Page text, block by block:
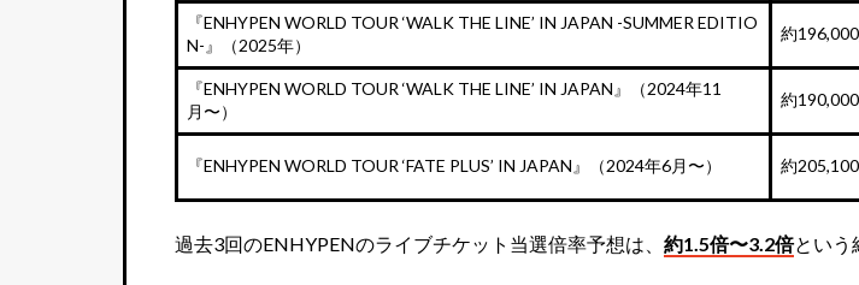
『ENHYPEN WORLD TOUR ‘WALK THE LINE’ IN JAPAN -SUMMER EDITIO
N-』（2025年）
約
『ENHYPEN WORLD TOUR ‘WALK THE LINE’ IN JAPAN』（2024年11
月〜）
約
『ENHYPEN WORLD TOUR ‘FATE PLUS’ IN JAPAN』（2024年6月〜） 約
過去3回のENHYPENのライブチケット当選倍率予想は、 約1.5倍〜3.2倍という